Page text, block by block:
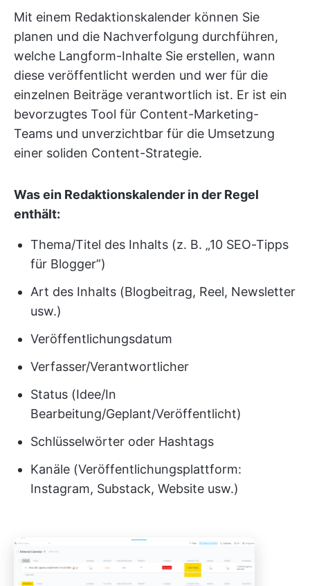
Mit einem Redaktionskalender können Sie
planen und die Nachverfolgung durchführen,
welche Langform-Inhalte Sie erstellen, wann
diese veröffentlicht werden und wer für die
einzelnen Beiträge verantwortlich ist. Er ist ein
bevorzugtes Tool für Content-Marketing-
Teams und unverzichtbar für die Umsetzung
einer soliden Content-Strategie.
Was ein Redaktionskalender in der Regel
enthält:
Thema/Titel des Inhalts (z. B. „10 SEO-Tipps
für Blogger”)
Art des Inhalts (Blogbeitrag, Reel, Newsletter
usw.)
Veröffentlichungsdatum
Verfasser/Verantwortlicher
Status (Idee/In
Bearbeitung/Geplant/Veröffentlicht)
Schlüsselwörter oder Hashtags
Kanäle (Veröffentlichungsplattform:
Instagram, Substack, Website usw.)